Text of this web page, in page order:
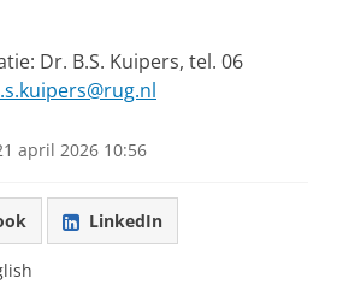
Dr. B.S. Kuipers, tel. 06
april 2026 10:56
LinkedIn